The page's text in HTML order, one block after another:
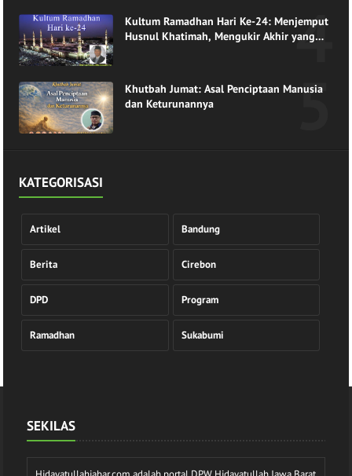
Kultum Ramadhan Hari Ke-24: Menjemput
Husnul Khatimah, Mengukir Akhir yang
Khutbah Jumat: Asal Penciptaan Manusia
dan Keturunannya
KATEGORISASI
Artikel Bandung
Berita Cirebon
DPD Program
Ramadhan Sukabumi
SEKILAS